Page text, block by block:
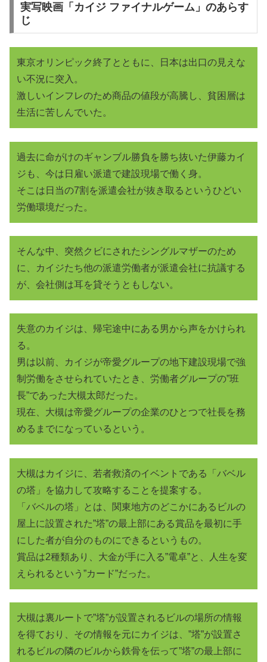
実写映画「カイジ ファイナルゲーム」のあらす
じ
東京オリンピック終了とともに、日本は出口の見えな
い不況に突入。
激しいインフレのため商品の値段が高騰し、貧困層は
生活に苦しんでいた。
過去に命がけのギャンブル勝負を勝ち抜いた伊藤カイ
ジも、今は日雇い派遣で建設現場で働く身。
そこは日当の7割を派遣会社が抜き取るというひどい
労働環境だった。
そんな中、突然クビにされたシングルマザーのため
に、カイジたち他の派遣労働者が派遣会社に抗議する
が、会社側は耳を貸そうともしない。
失意のカイジは、帰宅途中にある男から声をかけられ
る。
男は以前、カイジが帝愛グループの地下建設現場で強
制労働をさせられていたとき、労働者グループの”班
長”であった大槻太郎だった。
現在、大槻は帝愛グループの企業のひとつで社長を務
めるまでになっているという。
大槻はカイジに、若者救済のイベントである「バベル
の塔」を協力して攻略することを提案する。
「バベルの塔」とは、関東地方のどこかにあるビルの
屋上に設置された”塔”の最上部にある賞品を最初に手
にした者が自分のものにできるというもの。
賞品は2種類あり、大金が手に入る”電卓”と、人生を変
えられるという”カード”だった。
大槻は裏ルートで”塔”が設置されるビルの場所の情報
を得ており、その情報を元にカイジは、”塔”が設置さ
れるビルの隣のビルから鉄骨を伝って”塔”の最上部に